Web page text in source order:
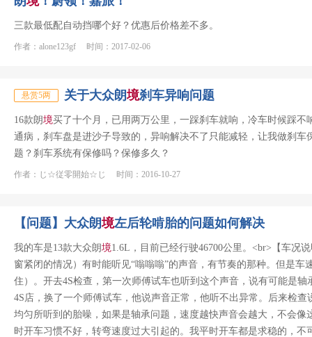
三款最低配自动挡哪个好？优惠后价格差不多。
作者：alone123gf 时间：2017-02-06
悬赏5两 关于大众朗境刹车异响问题
16款朗境买了十个月，已用两万公里，一踩刹车就响，冷车时候踩
通病，刹车盘是进沙子导致的，异响解决不了只能减轻，让我做刹
题？刹车系统有保修吗？保修多久？
作者：じ☆従零開始☆じ 时间：2016-10-27
【问题】大众朗境左后轮啃胎的问题如何解决
我的车是13款大众朗境1.6L，目前已经行驶46700公里。<br>【车况
窗紧闭的情况）有时能听见“嗡嗡嗡”的声音，有节奏的那种。但是
住）。开去4S检查，第一次师傅试车也听到这个声音，说有可能是
4S店，换了一个师傅试车，他说声音正常，他听不出异常。后来检
均匀所听到的胎噪，如果是轴承问题，速度越快声音会越大，不会
时开车习惯不好，转弯速度过大引起的。我平时开车都是求稳的，